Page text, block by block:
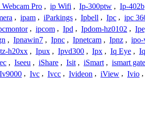
Webcam Pro , ip Wifi , Ip-300ptw , Ip-402b
, ipam , iParkings , Ipbell , Ipc , ipc
, ipcom , Ipd , Ipdom-hz0102 ,
, Ipnawin7 , Ipnc , Ipnetcam , Ipnz ,
h20xx , Ipux , Ipvd300 , Ipx , Iq Eye ,
, Iseeu , iShare , Isit , iSmart , ismart gate
Iv9000 , Ivc , Ivcc , Ivideon , iView , Ivio ,